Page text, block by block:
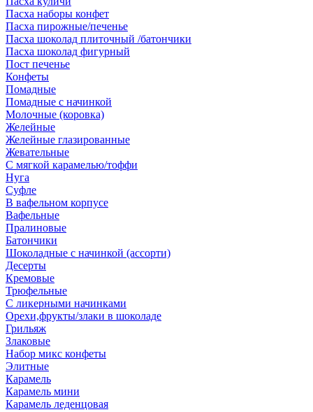
Пасха наборы конфет
Пасха пирожные/печенье
Пасха шоколад плиточный /батончики
Пасха шоколад фигурный
Пост печенье
Конфеты
Помадные
Помадные с начинкой
Молочные (коровка)
Желейные
Желейные глазированные
Жевательные
С мягкой карамелью/тоффи
Нуга
Суфле
В вафельном корпусе
Вафельные
Пралиновые
Батончики
Шоколадные с начинкой (ассорти)
Десерты
Кремовые
Трюфельные
С ликерными начинками
Орехи,фрукты/злаки в шоколаде
Грильяж
Злаковые
Набор микс конфеты
Элитные
Карамель
Карамель мини
Карамель леденцовая